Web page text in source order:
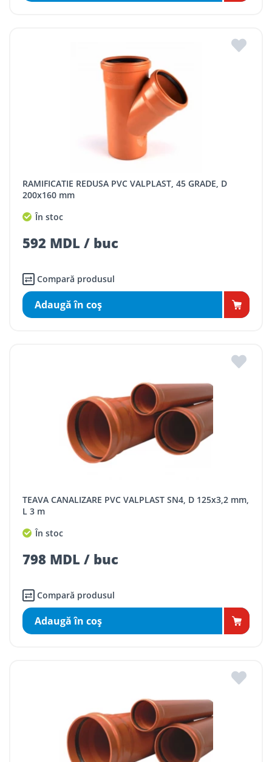
RAMIFICATIE REDUSA PVC VALPLAST, 45 GRADE, D
200x160 mm
În stoc
592 MDL / buc
Compară produsul
Adaugă în coş
TEAVA CANALIZARE PVC VALPLAST SN4, D 125x3,2 mm,
L 3 m
În stoc
798 MDL / buc
Compară produsul
Adaugă în coş